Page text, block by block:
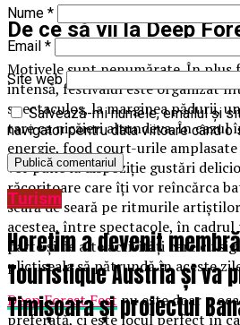
De ce să vii la Deep
Motivele sunt nenumărate. În plus
intensă, festivalul este organizat
spectaculos, la marginea pădurii,
tare ca nicăieri altundeva. În cazul
energie, food court-urile
vor pune la dispoziţie gustări
răcoritoare care îți vor reîncărca
seară de seară pe ritmurile
acestea, între spectacole, în cadrul
parte și de alte activități care cu
plictiseala să pătrundă în aceste
Deep Forest Fest nu este doar o
preferată, ci este locul perfect în
Nume *
Email *
Site web
Salvează-mi numele, emailul și
navigator pentru data viitoare când o
Turism
Horetim a devenit
Touristique Austria și va
Timișoara și proiectul